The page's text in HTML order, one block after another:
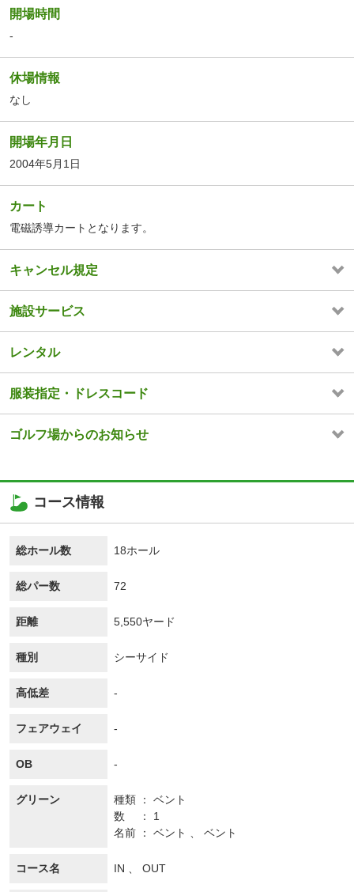
開場時間
-
休場情報
なし
開場年月日
2004年5月1日
カート
電磁誘導カートとなります。
キャンセル規定
施設サービス
レンタル
服装指定・ドレスコード
ゴルフ場からのお知らせ
コース情報
総ホール数 18ホール
総パー数 72
距離 5,550ヤード
種別 シーサイド
高低差 -
フェアウェイ -
OB -
グリーン 種類
ベント
数
1
名前
ベント 、 ベント
コース名 IN 、 OUT